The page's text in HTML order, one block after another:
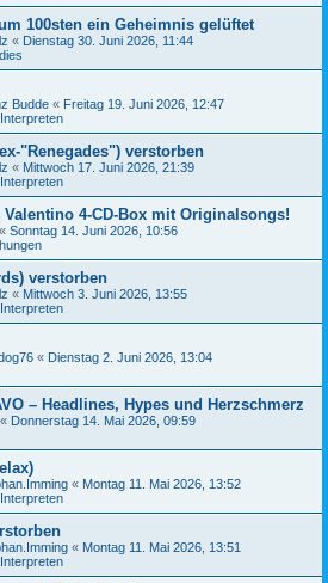
100sten ein Geheimnis gelüftet
« Dienstag 30. Juni 2026, 11:44
Budde « Freitag 19. Juni 2026, 12:47
"Renegades") verstorben
« Mittwoch 17. Juni 2026, 21:39
4-CD-Box mit Originalsongs!
« Sonntag 14. Juni 2026, 10:56
verstorben
« Mittwoch 3. Juni 2026, 13:55
« Dienstag 2. Juni 2026, 13:04
– Headlines, Hypes und Herzschmerz
« Donnerstag 14. Mai 2026, 09:59
« Montag 11. Mai 2026, 13:52
« Montag 11. Mai 2026, 13:51